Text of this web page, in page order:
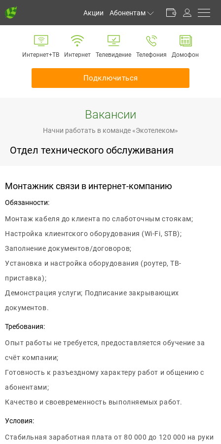
Акции Абонентам
Личный кабинет
Способы оплаты
Обратная связь
Информирование
Оборудование
Документы
Интернет+ТВ Интернет Телевидение Телефония Домофон
Подключиться
Вакансии
Начни работать в команде «Экотелеком»
Отдел технического обслуживания
Монтажник связи в интернет-компанию
Обязанности:
Монтаж кабеля до клиента по слаботочным стоякам;
Настройка клиентского оборудования (Wi-Fi, STB);
Заполнение документов/договоров;
Установка и настройка оборудования (роутер, ТВ-
приставка);
Демонстрация услуги; Подписание закрывающих
документов.
Требования:
Опыт работы не требуется, предоставляется обучение за
счёт компании;
Готовность к разъездному характеру работ и общению с
абонентами;
Качество и своевременность выполняемых работ.
Условия:
Стабильная заработная плата от 80 000 до 120 000 на руки